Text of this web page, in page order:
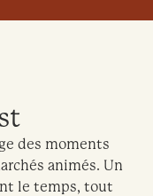
des moments
animés. Un
le temps, tout